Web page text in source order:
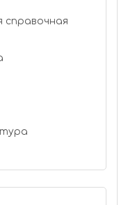
39 единая справочная
фурнитура